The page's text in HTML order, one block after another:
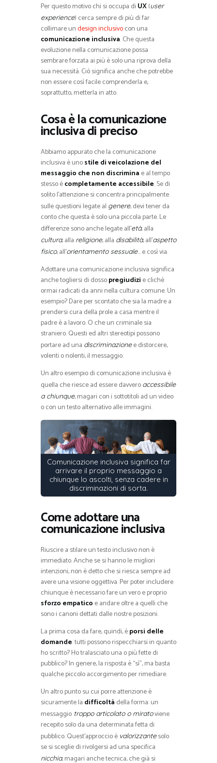
Per questo motivo chi si occupa di UX(user
experience) cerca sempre di più di far
collimare undesign inclusivocon una
comunicazione inclusiva. Che questa
evoluzione nella comunicazione possa
sembrare forzata ai più è solo una riprova della
sua necessità. Ciò significa anche che potrebbe
non essere così facile comprenderla e,
soprattutto, metterla in atto.
Cosa è la comunicazione
inclusiva di preciso
Abbiamo appurato che la comunicazione
inclusiva è unostile di veicolazione del
messaggio che non discrimina e al tempo
stesso ècompletamente accessibile. Se di
solito l’attenzione si concentra principalmente
sulle questioni legate al genere, devi tener da
conto che questa è solo una piccola parte. Le
differenze sono anche legate all’età, alla
cultura, alla religione, alla disabilità, all’aspetto
fisico, all’orientamento sessuale… e così via.
Adottare una comunicazione inclusiva significa
anche togliersi di dossopregiudizi e cliché
ormai radicati da anni nella cultura comune. Un
esempio? Dare per scontato che sia la madre a
prendersi cura della prole a casa mentre il
padre è a lavoro. O che un criminale sia
straniero. Questi ed altri stereotipi possono
portare ad una discriminazionee distorcere,
volenti o nolenti, il messaggio.
Un altro esempio di comunicazione inclusiva è
quella che riesce ad essere davvero accessibile
a chiunque, magari con i sottotitoli ad un video
o con un testo alternativo alle immagini.
Comunicazione inclusiva significa far
arrivare il proprio messaggio a
chiunque lo ascolti, senza cadere in
discriminazioni di sorta.
Come adottare una
comunicazione inclusiva
Riuscire a stilare un testo inclusivo non è
immediato. Anche se si hanno le migliori
intenzioni, non è detto che si riesca sempre ad
avere una visione oggettiva. Per poter includere
chiunque è necessario fare un vero e proprio
sforzo empatico e andare oltre a quelli che
sono i canoni dettati dalle nostre posizioni.
La prima cosa da fare, quindi, èporsi delle
domande: tutti possono rispecchiarsi in quanto
ho scritto? Ho tralasciato una o più fette di
pubblico? In genere, la risposta è “sì”, ma basta
qualche piccolo accorgimento per rimediare.
Un altro punto su cui porre attenzione è
sicuramente la difficoltà della forma: un
messaggio troppo articolato o miratoviene
recepito solo da una determinata fetta di
pubblico. Quest’approccio è valorizzantesolo
se si sceglie di rivolgersi ad una specifica
nicchia, magari anche tecnica, che già si